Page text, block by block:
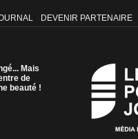
DEVENIR PARTENAIRE
Mais
de
beauté !